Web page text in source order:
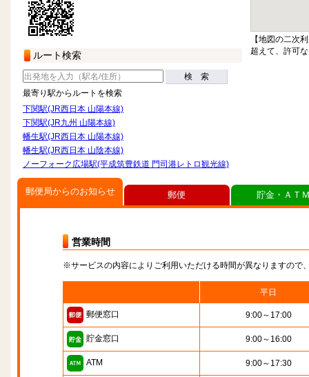
ルート検索
検 索
最寄り駅からルートを検索
下関駅(JR西日本 山陽本線)
下関駅(JR九州 山陽本線)
幡生駅(JR西日本 山陽本線)
幡生駅(JR西日本 山陰本線)
ノーフォーク広場駅(平成筑豊鉄道 門司港レトロ観光線)
【地図の二次
超えて、許可
郵便局からのお知らせ
営業時間
※サービスの内容によりご利用いただける時間が異なりますので
平日
郵便窓口 9:00～17:00
貯金窓口 9:00～16:00
ATM 9:00～17:30
郵便 貯金・ＡＴ